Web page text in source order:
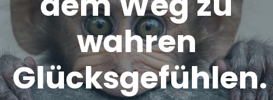
wahren
Glücksgefühlen.